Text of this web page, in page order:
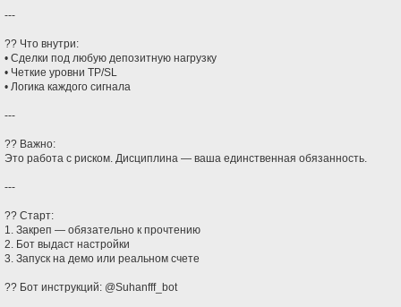
---
?? Что внутри:
• Сделки под любую депозитную нагрузку
• Четкие уровни TP/SL
• Логика каждого сигнала
---
?? Важно:
Это работа с риском. Дисциплина — ваша единственная обязанность.
---
?? Старт:
1. Закреп — обязательно к прочтению
2. Бот выдаст настройки
3. Запуск на демо или реальном счете
?? Бот инструкций: @Suhanfff_bot